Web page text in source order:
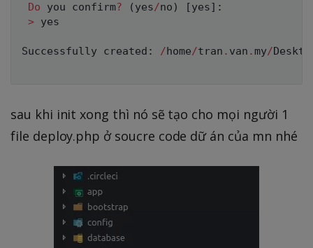
Do you confirm? ( yes/no ) [yes] :
> yes
Successfully created : /home/tran . van . my/
sau khi init xong thì nó sẽ tạo cho mọi người 1
file deploy.php ở soucre code dữ án của mn nhé